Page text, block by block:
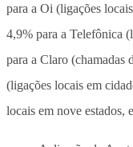
para a Oi (ligações
4,9% para a Telefônica
para a Claro (chamadas
(ligações locais em
locais em nove estados,